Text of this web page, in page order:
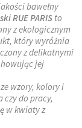
bawełny
RUE PARIS to
z ekologicznym
który wyróżnia
z delikatnymi
jej
wzory, kolory i
czy do pracy,
w kwiaty z